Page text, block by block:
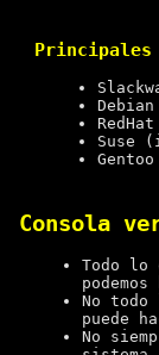
Debian
RedHat
Suse
Consola
Todo lo
No todo
puede
No